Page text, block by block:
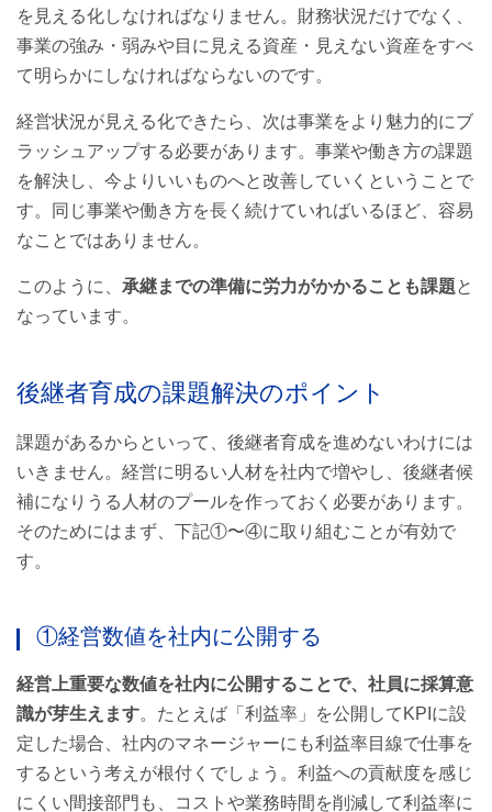
を見える化しなければなりません。財務状況だけでなく、
事業の強み・弱みや目に見える資産・見えない資産をすべ
て明らかにしなければならないのです。
経営状況が見える化できたら、次は事業をより魅力的にブ
ラッシュアップする必要があります。事業や働き方の課題
を解決し、今よりいいものへと改善していくということで
す。同じ事業や働き方を長く続けていればいるほど、容易
なことではありません。
このように、 承継までの準備に労力がかかることも課題と
なっています。
後継者育成の課題解決のポイント
課題があるからといって、後継者育成を進めないわけには
いきません。経営に明るい人材を社内で増やし、後継者候
補になりうる人材のプールを作っておく必要があります。
そのためにはまず、下記①〜④に取り組むことが有効で
す。
①経営数値を社内に公開する
経営上重要な数値を社内に公開することで、社員に採算意
識が芽生えます。たとえば「利益率」を公開してKPIに設
定した場合、社内のマネージャーにも利益率目線で仕事を
するという考えが根付くでしょう。利益への貢献度を感じ
にくい間接部門も、コストや業務時間を削減して利益率に